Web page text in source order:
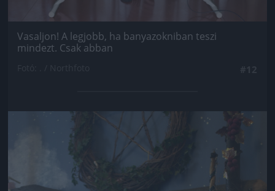
Vasaljon! A legjobb, ha banyazokniban teszi
mindezt. Csak abban
Jön még kép!